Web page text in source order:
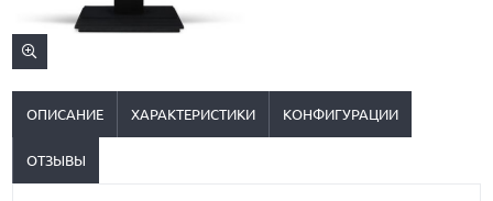
ОПИСАНИЕ ХАРАКТЕРИСТИКИ КОНФИГУРАЦИИ
ОТЗЫВЫ